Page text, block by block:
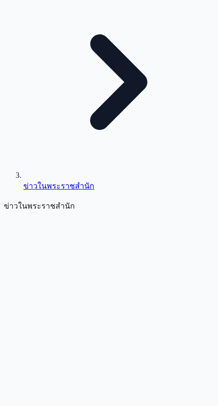
ข่าวในพระราชสำนัก
ข่าวในพระราชสำนัก